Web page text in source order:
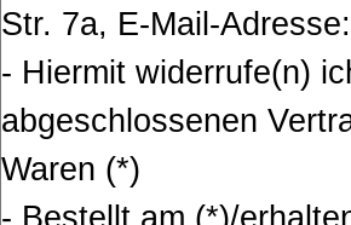
Str. 7a, E-Mail-
- Hiermit widerrufe(n)
abgeschlossenen
Waren (*)
- Bestellt am (*)/